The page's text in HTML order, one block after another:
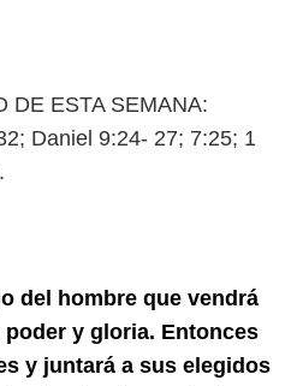
DE ESTA SEMANA:
Daniel 9:24- 27; 7:25; 1
del hombre que vendrá
poder y gloria. Entonces
y juntará a sus elegidos